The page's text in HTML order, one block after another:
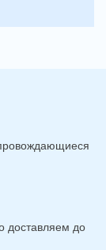
доставляем до